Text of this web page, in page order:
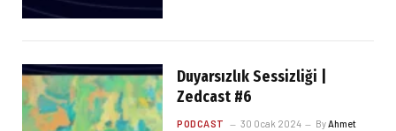
Duyarsızlık Sessizliği |
Zedcast #6
PODCAST 30 Ocak 2024 ByAhmet